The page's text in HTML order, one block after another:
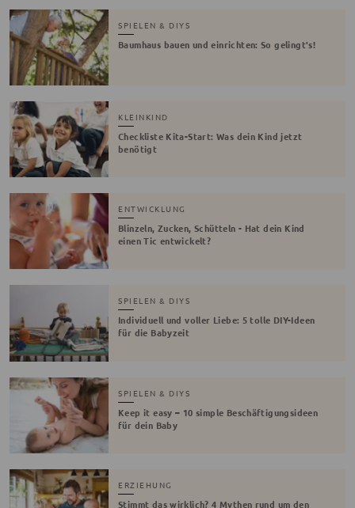
SPIELEN & DIYS
Baumhaus bauen und einrichten: So gelingt's!
KLEINKIND
Checkliste Kita-Start: Was dein Kind jetzt
benötigt
ENTWICKLUNG
Blinzeln, Zucken, Schütteln - Hat dein Kind
einen Tic entwickelt?
SPIELEN & DIYS
Individuell und voller Liebe: 5 tolle DIY-Ideen
für die Babyzeit
SPIELEN & DIYS
Keep it easy – 10 simple Beschäftigungsideen
für dein Baby
ERZIEHUNG
Stimmt das wirklich? 4 Mythen rund um den